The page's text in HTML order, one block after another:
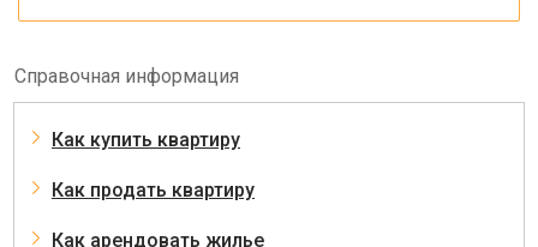
Справочная информация
Как купить квартиру
Как продать квартиру
Как арендовать жилье